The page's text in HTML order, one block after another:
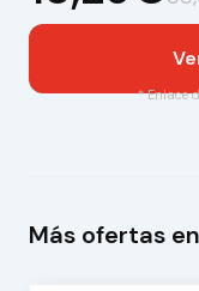
* Enlace
Más ofertas